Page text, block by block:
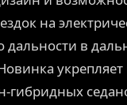
на
дальности в
гибридных